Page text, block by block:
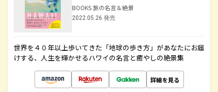
BOOKS 旅の名言＆絶景
2022.05.26 発売
世界を４０年以上歩いてきた「地球の歩き方」があなたにお届
けする、人生を輝かせるハワイの名言と癒やしの絶景集
詳細を見る